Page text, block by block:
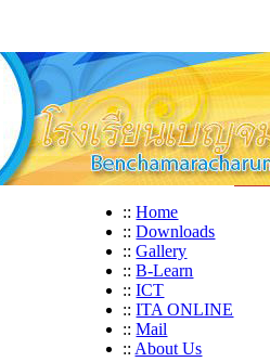
:: Home
:: Downloads
:: Gallery
:: B-Learn
:: ICT
:: ITA ONLINE
:: Mail
:: About Us